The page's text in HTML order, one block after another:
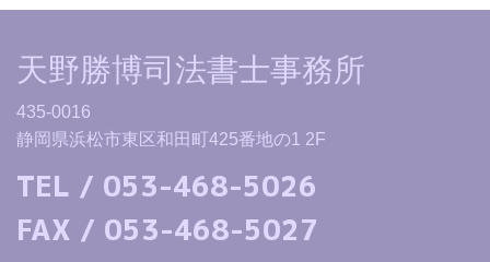
天野勝博司法書士事務所
435-0016
静岡県浜松市東区和田町425番地の1 2F
TEL / 053-468-5026
FAX / 053-468-5027